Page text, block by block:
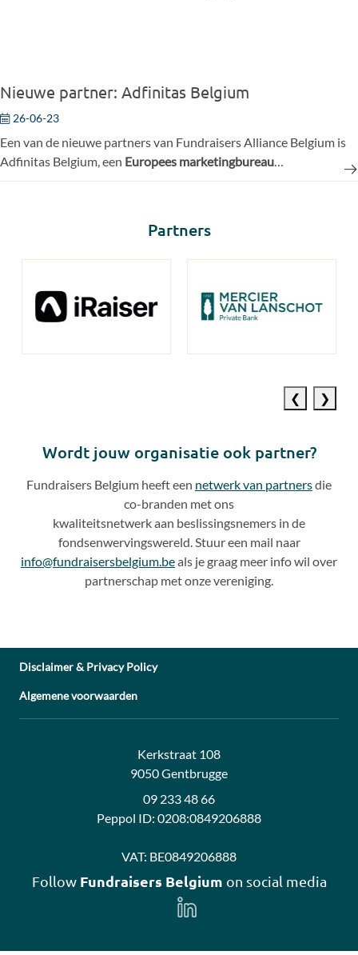
Nieuwe partner: Adfinitas Belgium
26-06-23
Een van de nieuwe partners van Fundraisers Alliance Belgium is
Adfinitas Belgium, een Europees marketingbureau
bij het ontwikkelen van hun
fondsenwervingsactiviteiten.
Partners
Wordt jouw organisatie ook partner?
Fundraisers Belgium heeft een netwerk van partnersdie
co-branden met ons
kwaliteitsnetwerk aan beslissingsnemers in de
fondsenwervingswereld. Stuur een mail naar
info@fundraisersbelgium.beals je graag meer info wil over
partnerschap met onze vereniging.
Disclaimer & Privacy Policy
Algemene voorwaarden
Contact:
Address:
Kerkstraat 108
9050 Gentbrugge
09 233 48 66
Peppol ID: 0208:0849206888
VAT: BE0849206888
Follow Fundraisers Belgium on social media